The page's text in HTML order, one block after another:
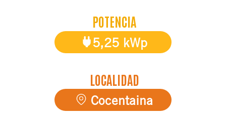
POTENCIA
5,25 kWp
LOCALIDAD
Cocentaina